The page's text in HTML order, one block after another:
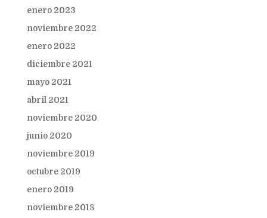
enero 2023
noviembre 2022
enero 2022
diciembre 2021
mayo 2021
abril 2021
noviembre 2020
junio 2020
noviembre 2019
octubre 2019
enero 2019
noviembre 2018